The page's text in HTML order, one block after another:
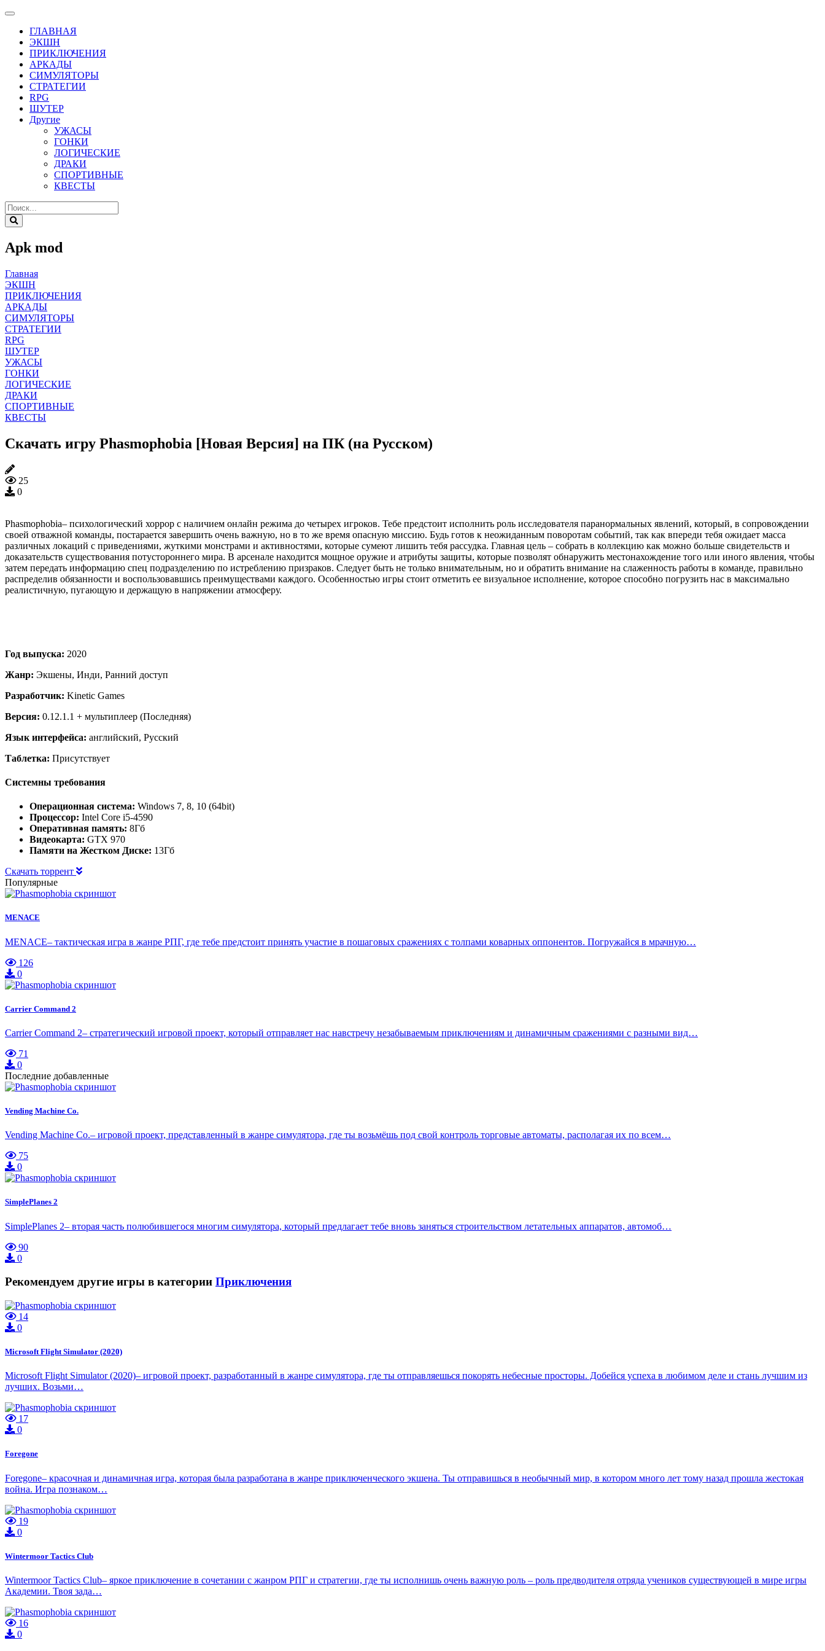
ГЛАВНАЯ
ЭКШН
ПРИКЛЮЧЕНИЯ
АРКАДЫ
СИМУЛЯТОРЫ
СТРАТЕГИИ
RPG
ШУТЕР
Другие
УЖАСЫ
ГОНКИ
ЛОГИЧЕСКИЕ
ДРАКИ
СПОРТИВНЫЕ
КВЕСТЫ
Apk mod
Главная
ЭКШН
ПРИКЛЮЧЕНИЯ
АРКАДЫ
СИМУЛЯТОРЫ
СТРАТЕГИИ
RPG
ШУТЕР
УЖАСЫ
ГОНКИ
ЛОГИЧЕСКИЕ
ДРАКИ
СПОРТИВНЫЕ
КВЕСТЫ
Скачать игру Phasmophobia [Новая Версия] на ПК (на Русском)
25
0
Phasmophobia– психологический хоррор с наличием онлайн режима до четырех игроков. Тебе предстоит исполнить роль исследователя паранормальных явлений, который, в сопровождении
своей отважной команды, постарается завершить очень важную, но в то же время опасную миссию. Будь готов к неожиданным поворотам событий, так как впереди тебя ожидает масса
различных локаций с приведениями, жуткими монстрами и активностями, которые сумеют лишить тебя рассудка. Главная цель – собрать в коллекцию как можно больше свидетельств и
доказательств существования потустороннего мира. В арсенале находится мощное оружие и атрибуты защиты, которые позволят обнаружить местонахождение того или иного явления, чтобы
затем передать информацию спец подразделению по истреблению призраков. Следует быть не только внимательным, но и обратить внимание на слаженность работы в команде, правильно
распределив обязанности и воспользовавшись преимуществами каждого. Особенностью игры стоит отметить ее визуальное исполнение, которое способно погрузить нас в максимально
реалистичную, пугающую и держащую в напряжении атмосферу.
Год выпуска: 2020
Жанр: Экшены, Инди, Ранний доступ
Разработчик: Kinetic Games
Версия: 0.12.1.1 + мультиплеер (Последняя)
Язык интерфейса: английский, Русский
Таблетка: Присутствует
Системны требования
Операционная система: Windows 7, 8, 10 (64bit)
Процессор: Intel Core i5-4590
Оперативная память: 8Гб
Видеокарта: GTX 970
Памяти на Жестком Диске: 13Гб
Скачать торрент
Популярные
MENACE
MENACE– тактическая игра в жанре РПГ, где тебе предстоит принять участие в пошаговых сражениях с толпами коварных оппонентов. Погружайся в мрачную…
126
0
Carrier Command 2
Carrier Command 2– стратегический игровой проект, который отправляет нас навстречу незабываемым приключениям и динамичным сражениями с разными вид…
71
0
Последние добавленные
Vending Machine Co.
Vending Machine Co.– игровой проект, представленный в жанре симулятора, где ты возьмёшь под свой контроль торговые автоматы, располагая их по всем…
75
0
SimplePlanes 2
SimplePlanes 2– вторая часть полюбившегося многим симулятора, который предлагает тебе вновь заняться строительством летательных аппаратов, автомоб…
90
0
Рекомендуем другие игры в категории Приключения
14
0
Microsoft Flight Simulator (2020)
Microsoft Flight Simulator (2020)– игровой проект, разработанный в жанре симулятора, где ты отправляешься покорять небесные просторы. Добейся успеха в любимом деле и стань лучшим из
лучших. Возьми…
17
0
Foregone
Foregone– красочная и динамичная игра, которая была разработана в жанре приключенческого экшена. Ты отправишься в необычный мир, в котором много лет тому назад прошла жестокая
война. Игра познаком…
19
0
Wintermoor Tactics Club
Wintermoor Tactics Club– яркое приключение в сочетании с жанром РПГ и стратегии, где ты исполнишь очень важную роль – роль предводителя отряда учеников существующей в мире игры
Академии. Твоя зада…
16
0